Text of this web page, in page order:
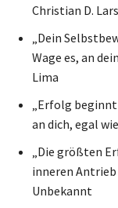
Christian D.
„Dein
Wage es, an
Lima
„Erfolg beginnt
an dich, egal
„Die größten
inneren
Unbekannt